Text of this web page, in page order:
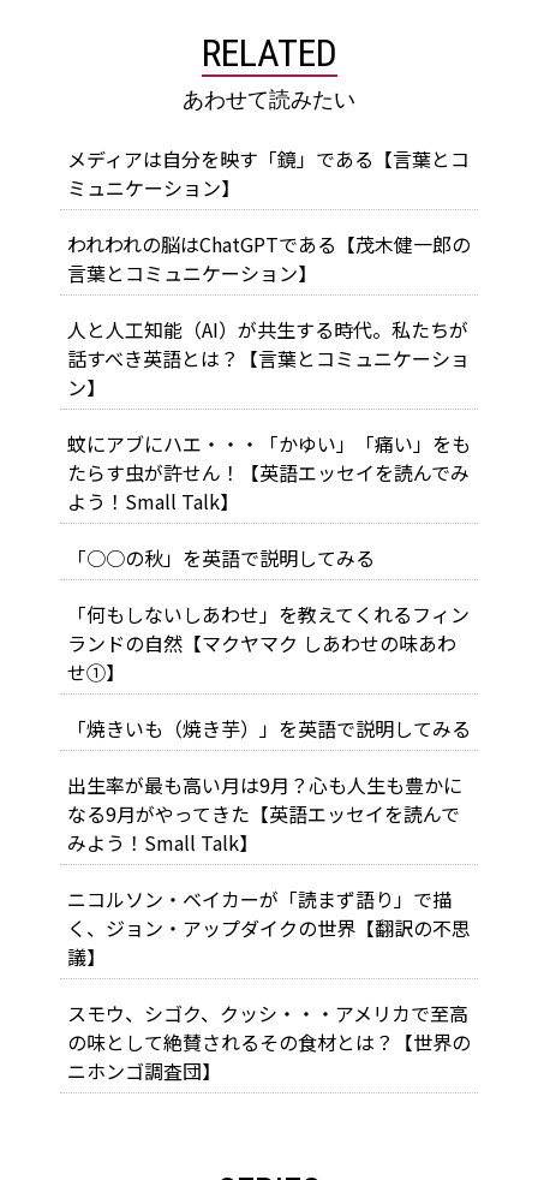
RELATED
あわせて読みたい
メディアは自分を映す「鏡」である【言葉とコ
ミュニケーション】
われわれの脳はChatGPTである【茂木健一郎の
言葉とコミュニケーション】
人と人工知能（AI）が共生する時代。私たちが
話すべき英語とは？【言葉とコミュニケーショ
ン】
蚊にアブにハエ・・・「かゆい」「痛い」をも
たらす虫が許せん！【英語エッセイを読んでみ
よう！Small Talk】
「○○の秋」を英語で説明してみる
「何もしないしあわせ」を教えてくれるフィン
ランドの自然【マクヤマク しあわせの味あわ
せ①】
「焼きいも（焼き芋）」を英語で説明してみる
出生率が最も高い月は9月？心も人生も豊かに
なる9月がやってきた【英語エッセイを読んで
みよう！Small Talk】
ニコルソン・ベイカーが「読まず語り」で描
く、ジョン・アップダイクの世界【翻訳の不思
議】
スモウ、シゴク、クッシ・・・アメリカで至高
の味として絶賛されるその食材とは？【世界の
ニホンゴ調査団】